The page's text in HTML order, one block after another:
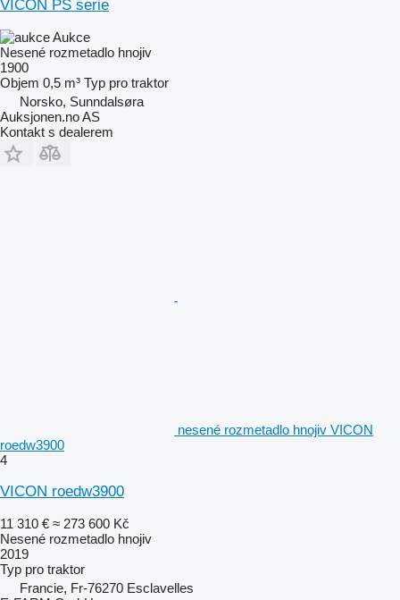
VICON PS serie
Aukce
Nesené rozmetadlo hnojiv
1900
Objem 0,5 m³ Typ pro traktor
Norsko, Sunndalsøra
Auksjonen.no AS
Kontakt s dealerem
nesené rozmetadlo hnojiv VICON
roedw3900
4
VICON roedw3900
11 310 € ≈ 273 600 Kč
Nesené rozmetadlo hnojiv
2019
Typ pro traktor
Francie, Fr-76270 Esclavelles